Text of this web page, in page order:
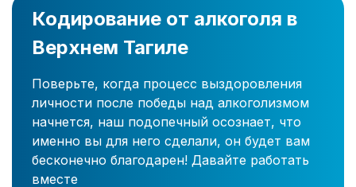
Кодирование от алкоголя в
Верхнем Тагиле
Поверьте, когда процесс выздоровления
личности после победы над алкоголизмом
начнется, наш подопечный осознает, что
именно вы для него сделали, он будет вам
бесконечно благодарен! Давайте работать
вместе